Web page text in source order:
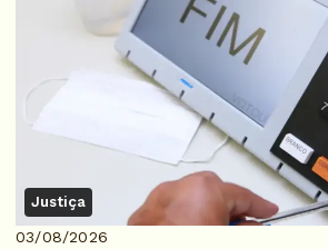
Justiça
03/08/2026